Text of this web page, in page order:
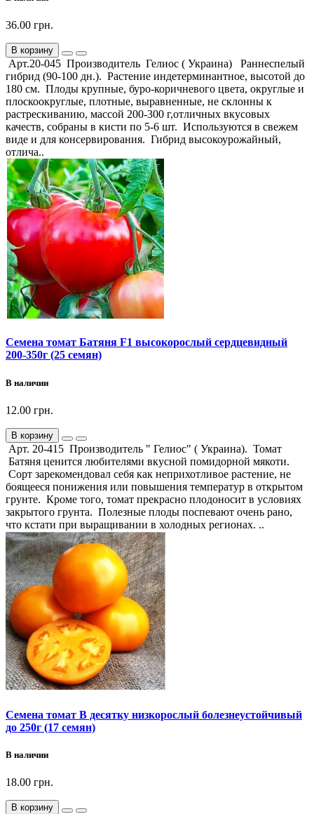
36.00 грн.
В корзину
Арт.20-045 Производитель Гелиос ( Украина) Раннеспелый
гибрид (90-100 дн.). Растение индетерминантное, высотой до
180 см. Плоды крупные, буро-коричневого цвета, округлые и
плоскоокруглые, плотные, выравненные, не склонны к
растрескиванию, массой 200-300 г,отличных вкусовых
качеств, собраны в кисти по 5-6 шт. Используются в свежем
виде и для консервирования. Гибрид высокоурожайный,
отлича..
Семена томат Батяня F1 высокорослый сердцевидный
200-350г (25 семян)
В наличии
12.00 грн.
В корзину
Арт. 20-415 Производитель " Гелиос" ( Украина). Томат
Батяня ценится любителями вкусной помидорной мякоти.
Сорт зарекомендовал себя как неприхотливое растение, не
боящееся понижения или повышения температур в открытом
грунте. Кроме того, томат прекрасно плодоносит в условиях
закрытого грунта. Полезные плоды поспевают очень рано,
что кстати при выращивании в холодных регионах. ..
Семена томат В десятку низкорослый болезнеустойчивый
до 250г (17 семян)
В наличии
18.00 грн.
В корзину